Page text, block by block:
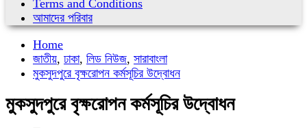
Terms and Conditions
আমাদের পরিবার
Home
জাতীয়, ঢাকা, লিড নিউজ, সারাবাংলা
মুকসুদপুরে বৃক্ষরোপন কর্মসূচির উদ্বোধন
মুকসুদপুরে বৃক্ষরোপন কর্মসূচির উদ্বোধন